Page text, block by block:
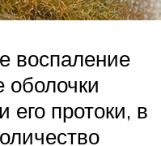
воспаление
оболочки
его протоки, в